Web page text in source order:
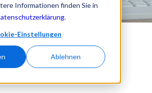
Informationen finden Sie in
.
Einstellungen
Ablehnen